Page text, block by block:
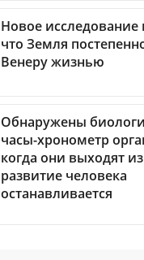
Новое исследование
что Земля
Венеру жизнью
Обнаружены
часы-хронометр
когда они выходят
развитие человека
останавливается